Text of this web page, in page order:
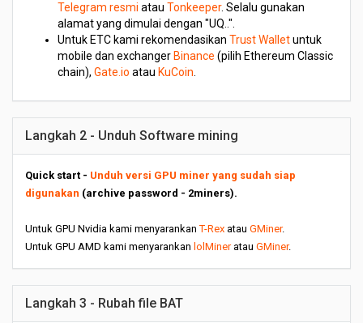
Telegram resmi atau Tonkeeper. Selalu gunakan
alamat yang dimulai dengan "UQ..".
Untuk ETC kami rekomendasikan Trust Walletuntuk
mobile dan exchanger Binance (pilih Ethereum Classic
chain), Gate.io atau KuCoin
Langkah 2 - Unduh Software mining
Quick start - Unduh versi GPU miner yang sudah siap
digunakan (archive password - 2miners).
Untuk GPU Nvidia kami menyarankanT-Rex atau GMiner.
Untuk GPU AMD kami menyarankan lolMineratau GMiner.
Langkah 3 - Rubah file BAT